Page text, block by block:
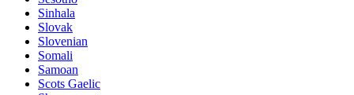
Sinhala
Slovak
Slovenian
Somali
Samoan
Scots Gaelic